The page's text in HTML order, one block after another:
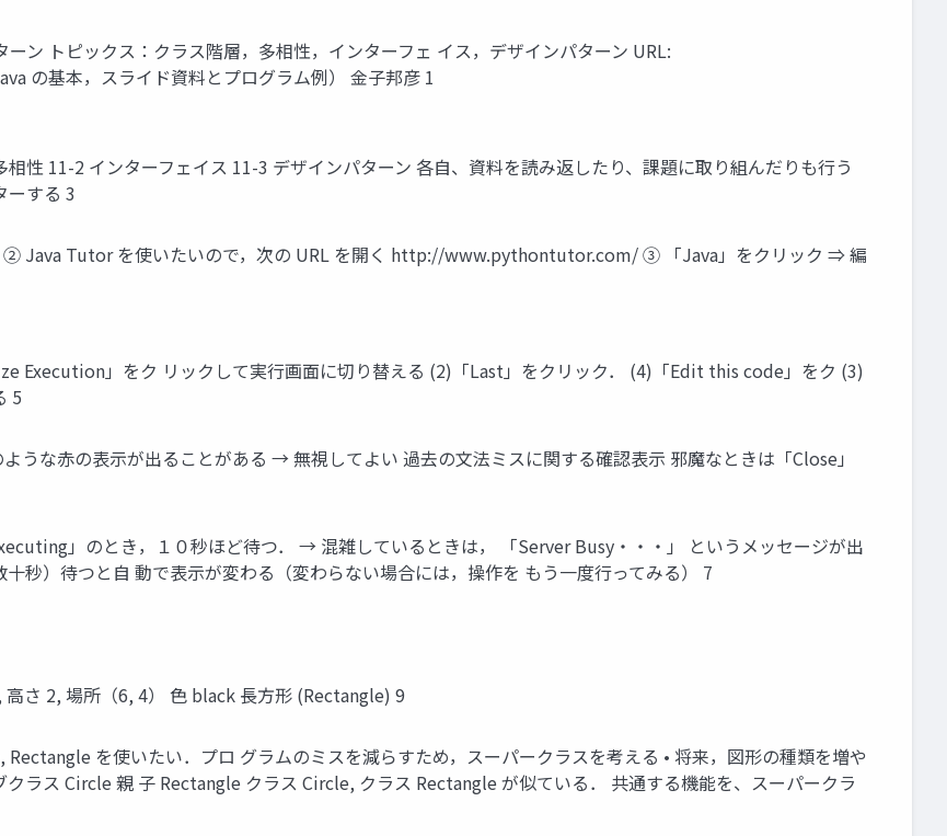
ン トピックス：クラス階層，多相性，インターフェ イス，デザインパターン URL:
基本，スライド資料とプログラム例） 金子邦彦 1
性 11-2 インターフェイス 11-3 デザインパターン 各自、資料を読み返したり、課題に取り組んだりも行う
ーする 3
Java Tutor を使いたいので，次の URL を開く http://www.pythontutor.com/ ③ 「Java」をクリック ⇒ 編
Execution」をク リックして実行画面に切り替える (2)「Last」をクリック． (4)「Edit this code」をク (3)
5
うな赤の表示が出ることがある → 無視してよい 過去の文法ミスに関する確認表示 邪魔なときは「Close」
」のとき，１０秒ほど待つ． → 混雑しているときは， 「Server Busy・・・」 というメッセージが出
秒）待つと自 動で表示が変わる（変わらない場合には，操作を もう一度行ってみる） 7
さ 2, 場所（6, 4） 色 black 長方形 (Rectangle) 9
を使いたい．プロ グラムのミスを減らすため，スーパークラスを考える • 将来，図形の種類を増や
ラス Circle 親 子 Rectangle クラス Circle, クラス Rectangle が似ている． 共通する機能を、スーパークラ